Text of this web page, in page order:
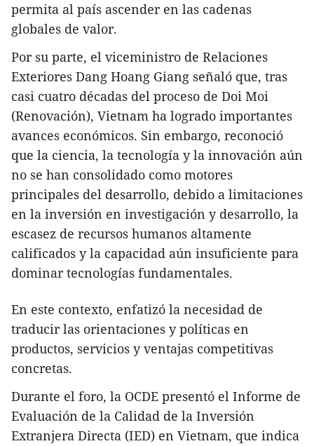
permita al país ascender en las cadenas
globales de valor.
Por su parte, el viceministro de Relaciones
Exteriores Dang Hoang Giang señaló que, tras
casi cuatro décadas del proceso de Doi Moi
(Renovación), Vietnam ha logrado importantes
avances económicos. Sin embargo, reconoció
que la ciencia, la tecnología y la innovación aún
no se han consolidado como motores
principales del desarrollo, debido a limitaciones
en la inversión en investigación y desarrollo, la
escasez de recursos humanos altamente
calificados y la capacidad aún insuficiente para
dominar tecnologías fundamentales.
En este contexto, enfatizó la necesidad de
traducir las orientaciones y políticas en
productos, servicios y ventajas competitivas
concretas.
Durante el foro, la OCDE presentó el Informe de
Evaluación de la Calidad de la Inversión
Extranjera Directa (IED) en Vietnam, que indica